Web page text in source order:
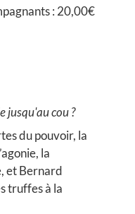
: 20,00€
jusqu'au cou ?
du pouvoir, la
la
et Bernard
truffes à la